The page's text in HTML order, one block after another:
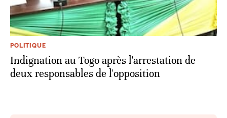
POLITIQUE
Indignation au Togo après l'arrestation de
deux responsables de l'opposition